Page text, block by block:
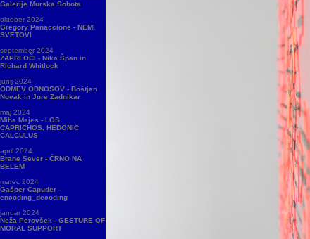
Galerije Murska Sobota
oktober 2024
Gregory Panaccione - NEMI
SVETOVI
september 2024
ZAPRI OČI - Nika Špan in
Richard Whitlock
junij 2024
ODMEV ODNOSOV - Boštjan
Novak in Jure Zadnikar
maj 2024
Miha Majes - LOS
CAPRICHOS, HEDONIC
CALCULUS
april 2024
Brane Sever - ČRNO NA
BELEM
marec 2024
Gašper Capuder -
encoding_decoding
januar 2024
Neža Perovšek - GESTURE OF
MORAL SUPPORT